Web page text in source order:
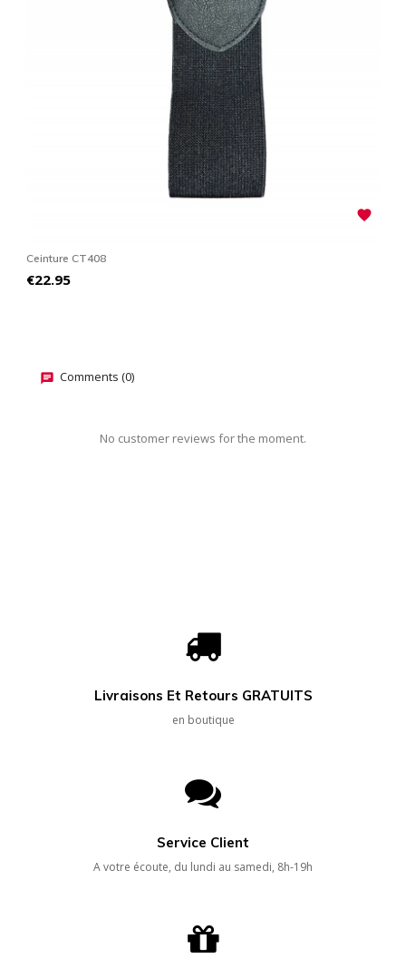

Ceinture CT408
Price
€22.95
Comments (0)
No customer reviews for the moment.
Livraisons Et Retours GRATUITS
en boutique
Service Client
A votre écoute, du lundi au samedi, 8h-19h